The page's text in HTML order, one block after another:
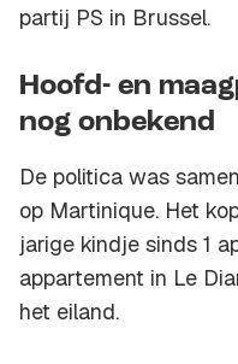
partij PS in Brussel.
Hoofd- en
nog onbekend
De politica was
op Martinique. Het
jarige kindje sinds 1
appartement in Le
het eiland.